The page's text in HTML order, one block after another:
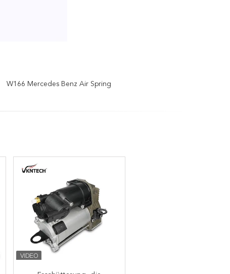
W166 Mercedes Benz Air Spring